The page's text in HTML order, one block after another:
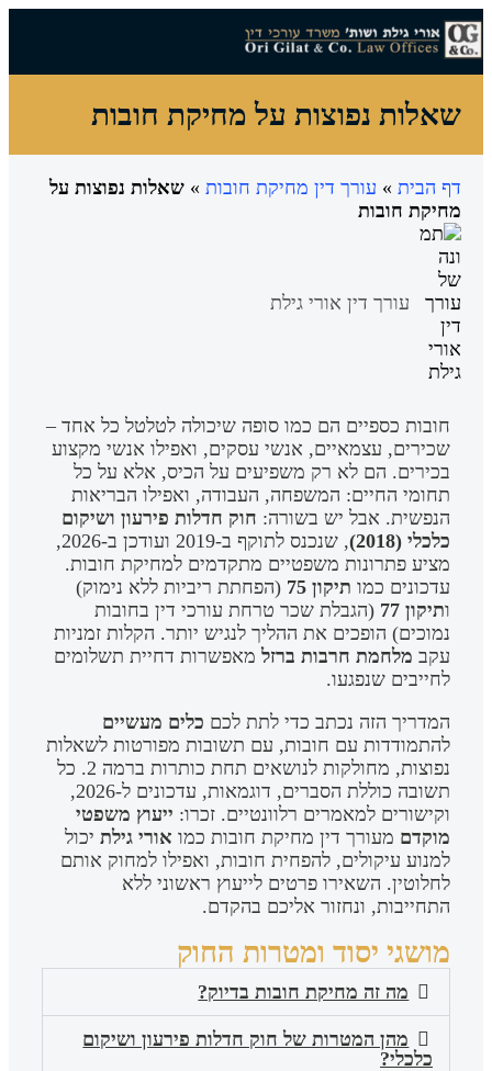
שאלות נפוצות על מחיקת חובות
דף הבית » עורך דין מחיקת חובות » שאלות נפוצות על
מחיקת חובות
עורך דין אורי גילת
חובות כספיים הם כמו סופה שיכולה לטלטל כל אחד –
שכירים, עצמאיים, אנשי עסקים, ואפילו אנשי מקצוע
בכירים. הם לא רק משפיעים על הכיס, אלא על כל
תחומי החיים: המשפחה, העבודה, ואפילו הבריאות
הנפשית. אבל יש בשורה: חוק חדלות פירעון ושיקום
כלכלי (2018)
, שנכנס לתוקף ב-2019 ועודכן ב-2026,
מציע פתרונות משפטיים מתקדמים למחיקת חובות.
עדכונים כמו תיקון 75
(הפחתת ריביות ללא נימוק)
ותיקון 77
(הגבלת שכר טרחת עורכי דין בחובות
נמוכים) הופכים את ההליך לנגיש יותר. הקלות זמניות
עקב מלחמת חרבות ברזלמאפשרות דחיית תשלומים
לחייבים שנפגעו.
המדריך הזה נכתב כדי לתת לכם כלים מעשיים
להתמודדות עם חובות, עם תשובות מפורטות לשאלות
נפוצות, מחולקות לנושאים תחת כותרות ברמה 2. כל
תשובה כוללת הסברים, דוגמאות, עדכונים ל-2026,
וקישורים למאמרים רלוונטיים. זכרו: ייעוץ משפטי
מוקדם מעורך דין מחיקת חובות כמו אורי גילת יכול
למנוע עיקולים, להפחית חובות, ואפילו למחוק אותם
לחלוטין. השאירו פרטים לייעוץ ראשוני ללא
התחייבות, ונחזור אליכם בהקדם.
מושגי יסוד ומטרות החוק
מה זה מחיקת חובות בדיוק?
מהן המטרות של חוק חדלות פירעון ושיקום
כלכלי?